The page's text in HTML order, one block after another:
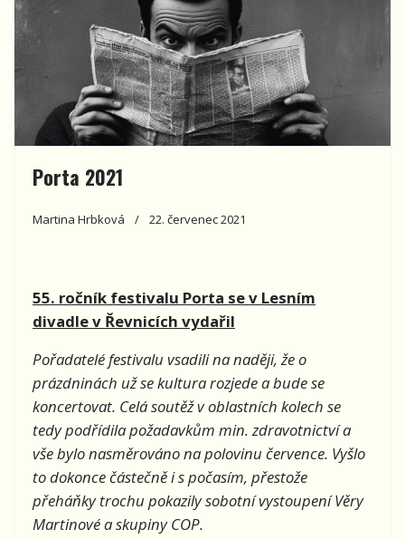
Porta 2021
Martina Hrbková 22. červenec 2021
55. ročník festivalu Porta se v Lesním
divadle v Řevnicích vydařil
Pořadatelé festivalu vsadili na naději, že o
prázdninách už se kultura rozjede a bude se
koncertovat. Celá soutěž v oblastních kolech se
tedy podřídila požadavkům min. zdravotnictví a
vše bylo nasměrováno na polovinu července. Vyšlo
to dokonce částečně i s počasím, přestože
přeháňky trochu pokazily sobotní vystoupení Věry
Martinové a skupiny COP.